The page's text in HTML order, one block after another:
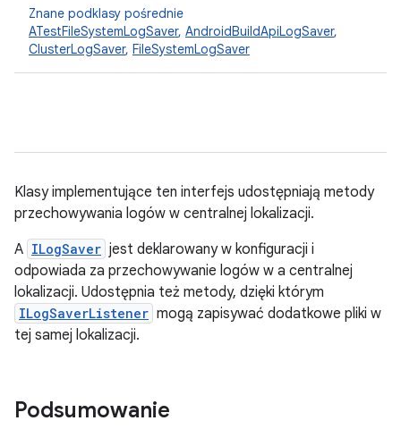
Znane podklasy pośrednie
ATestFileSystemLogSaver, AndroidBuildApiLogSaver,
ClusterLogSaver, FileSystemLogSaver
Klasy implementujące ten interfejs udostępniają metody
przechowywania logów w centralnej lokalizacji.
A ILogSaver jest deklarowany w konfiguracji i
odpowiada za przechowywanie logów w a centralnej
lokalizacji. Udostępnia też metody, dzięki którym
ILogSaverListener mogą zapisywać dodatkowe pliki w
tej samej lokalizacji.
Podsumowanie